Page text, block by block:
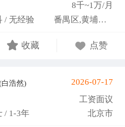
8千~1万/月
/ 无经验
番禺区,黄埔区,越秀区
收藏 点赞
白浩然)
2026-07-17
工资面议
/ 1-3年
北京市